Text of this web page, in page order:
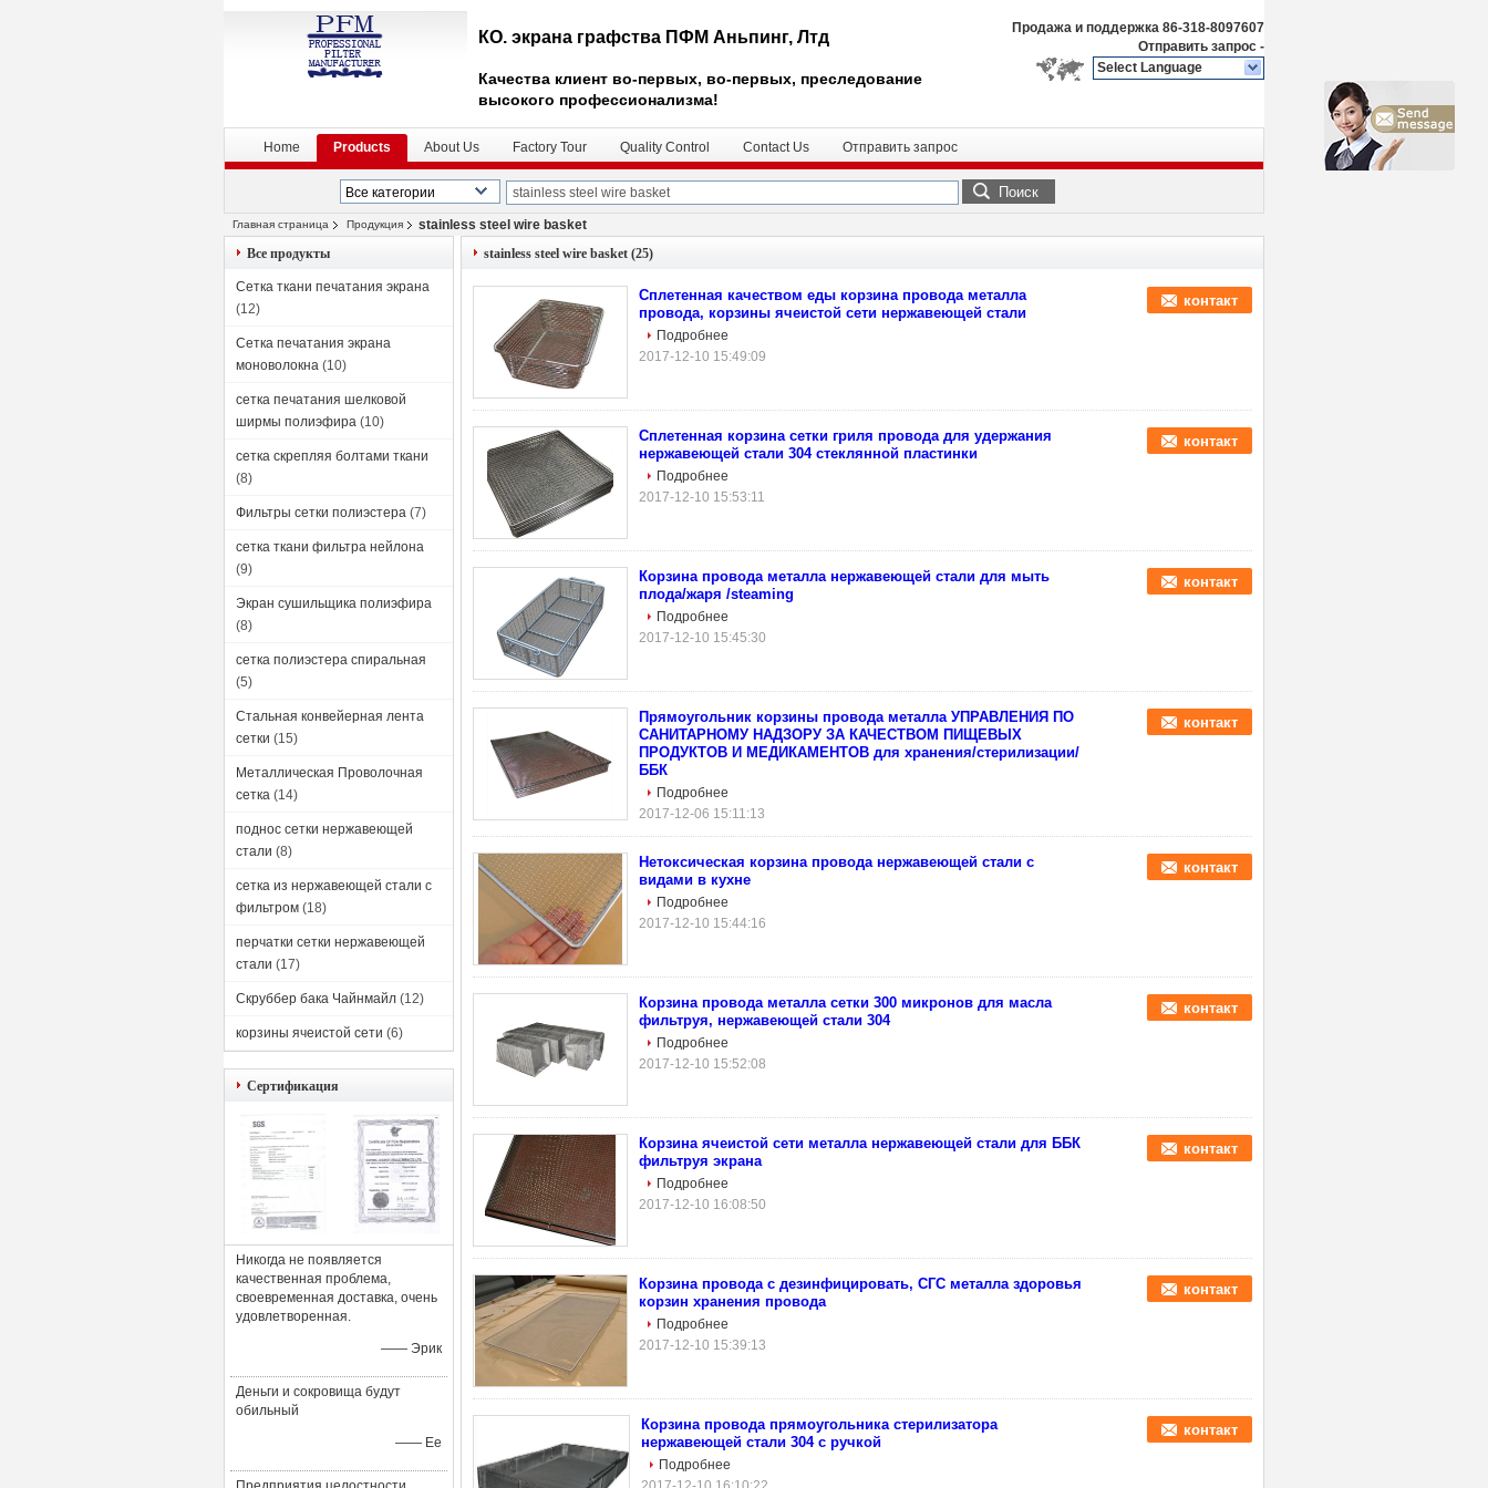
КО. экрана графства ПФМ Аньпинг, Лтд
Качества клиент во-первых, во-первых, преследование
высокого профессионализма!
Продажа и поддержка 86-318-8097607
Отправить запрос -
Select Language
Home Products About Us Factory Tour Quality Control Contact Us Отправить запрос
Поиск
Главная страница Продукция
stainless steel wire basket
Все продукты
Сетка ткани печатания экрана
(12)
Сетка печатания экрана
моноволокна (10)
сетка печатания шелковой
ширмы полиэфира (10)
сетка скрепляя болтами ткани
(8)
Фильтры сетки полиэстера (7)
сетка ткани фильтра нейлона
(9)
Экран сушильщика полиэфира
(8)
сетка полиэстера спиральная
(5)
Стальная конвейерная лента
сетки (15)
Металлическая Проволочная
сетка (14)
поднос сетки нержавеющей
стали (8)
сетка из нержавеющей стали с
фильтром (18)
перчатки сетки нержавеющей
стали (17)
Скруббер бака Чайнмайл (12)
корзины ячеистой сети (6)
Сертификация
Никогда не появляется
качественная проблема,
своевременная доставка, очень
удовлетворенная.
—— Эрик
Деньги и сокровища будут
обильный
—— Ее
stainless steel wire basket (25)
Сплетенная качеством еды корзина провода металла
провода, корзины ячеистой сети нержавеющей стали
контакт
Подробнее
2017-12-10 15:49:09
Сплетенная корзина сетки гриля провода для удержания
нержавеющей стали 304 стеклянной пластинки
контакт
Подробнее
2017-12-10 15:53:11
Корзина провода металла нержавеющей стали для мыть
плода/жаря /steaming
контакт
Подробнее
2017-12-10 15:45:30
Прямоугольник корзины провода металла УПРАВЛЕНИЯ ПО
САНИТАРНОМУ НАДЗОРУ ЗА КАЧЕСТВОМ ПИЩЕВЫХ
ПРОДУКТОВ И МЕДИКАМЕНТОВ для хранения/стерилизации/
ББК
контакт
Подробнее
2017-12-06 15:11:13
Нетоксическая корзина провода нержавеющей стали с
видами в кухне
контакт
Подробнее
2017-12-10 15:44:16
Корзина провода металла сетки 300 микронов для масла
фильтруя, нержавеющей стали 304
контакт
Подробнее
2017-12-10 15:52:08
Корзина ячеистой сети металла нержавеющей стали для ББК
фильтруя экрана
контакт
Подробнее
2017-12-10 16:08:50
Корзина провода с дезинфицировать, СГС металла здоровья
корзин хранения провода
контакт
Подробнее
2017-12-10 15:39:13
Корзина провода прямоугольника стерилизатора
нержавеющей стали 304 с ручкой
контакт
Подробнее